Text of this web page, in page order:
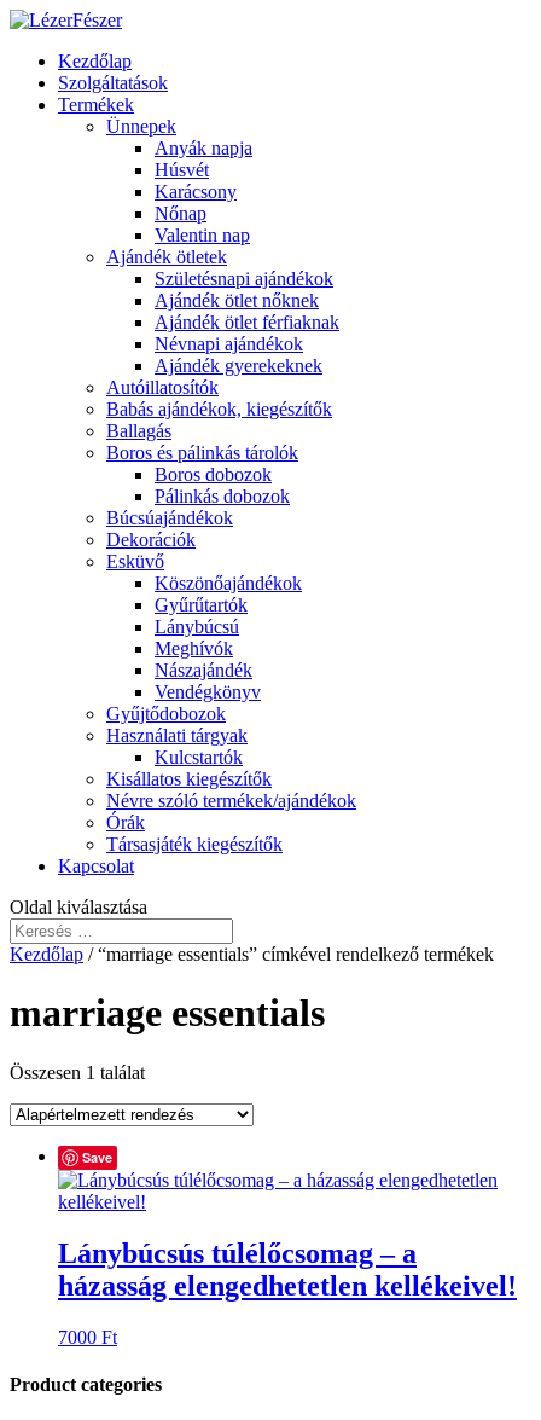
Kezdőlap
Szolgáltatások
Termékek
Ünnepek
Anyák napja
Húsvét
Karácsony
Nőnap
Valentin nap
Ajándék ötletek
Születésnapi ajándékok
Ajándék ötlet nőknek
Ajándék ötlet férfiaknak
Névnapi ajándékok
Ajándék gyerekeknek
Autóillatosítók
Babás ajándékok, kiegészítők
Ballagás
Boros és pálinkás tárolók
Boros dobozok
Pálinkás dobozok
Búcsúajándékok
Dekorációk
Esküvő
Köszönőajándékok
Gyűrűtartók
Lánybúcsú
Meghívók
Nászajándék
Vendégkönyv
Gyűjtődobozok
Használati tárgyak
Kulcstartók
Kisállatos kiegészítők
Névre szóló termékek/ajándékok
Órák
Társasjáték kiegészítők
Kapcsolat
Oldal kiválasztása
Kezdőlap / “marriage essentials” címkével rendelkező termékek
marriage essentials
Összesen 1 találat
Save
Lánybúcsús túlélőcsomag – a
házasság elengedhetetlen kellékeivel!
7000 Ft
Product categories